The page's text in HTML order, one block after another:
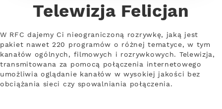
Telewizja Felicjan
W RFC dajemy Ci nieograniczoną rozrywkę, jaką jest
pakiet nawet 220 programów o różnej tematyce, w tym
kanałów ogólnych, filmowych i rozrywkowych. Telewizja,
transmitowana za pomocą połączenia internetowego
umożliwia oglądanie kanałów w wysokiej jakości bez
obciążania sieci czy spowalniania połączenia.